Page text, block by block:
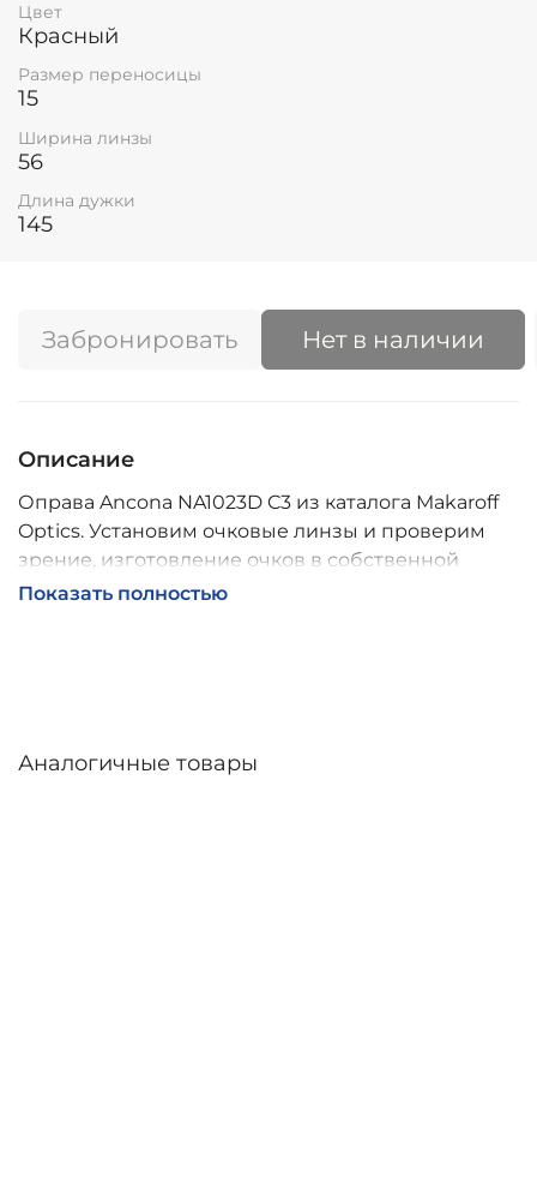
Цвет
Красный
Размер переносицы
15
Ширина линзы
56
Длина дужки
145
Забронировать Нет в наличии
Описание
Оправа Ancona NA1023D C3 из каталога Makaroff
Optics. Установим очковые линзы и проверим
зрение, изготовление очков в собственной
мастерской, обычно 2–5 дней, индивидуальные
Показать полностью
Аналогичные товары